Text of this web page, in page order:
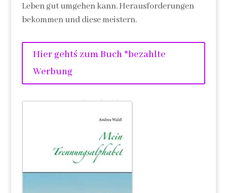
Leben gut umgehen kann. Herausforderungen
bekommen und diese meistern.
Hier geht´s zum Buch *bezahlte
Werbung